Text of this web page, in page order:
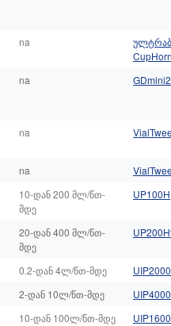
na
CupHorn
na GDmini2
na
na
10-დან 200 მლ/წთ-
მდე
UP100H
20-დან 400 მლ/წთ-
მდე
0.2-დან 4ლ/წთ-მდე
2-დან 10ლ/წთ-მდე
UIP4000
10-დან 100ლ/წთ-მდე